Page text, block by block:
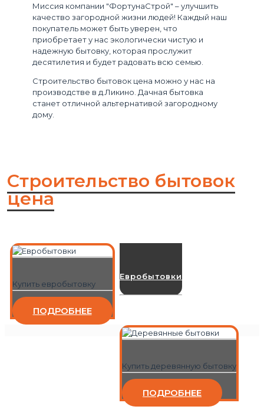
Миссия компании "ФортунаСтрой" – улучшить
качество загородной жизни людей! Каждый наш
покупатель может быть уверен, что
приобретает у нас экологически чистую и
надежную бытовку, которая прослужит
десятилетия и будет радовать всю семью.
Строительство бытовок цена можно у нас на
производстве в д.Ликино. Дачная бытовка
станет отличной альтернативой загородному
дому.
Строительство бытовок
цена
Купить евробытовку
ПОДРОБНЕЕ
Евробытовки
Купить деревянную бытовку
ПОДРОБНЕЕ